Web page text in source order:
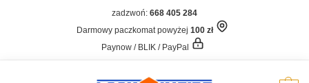
zadzwoń: 668 405 284
Darmowy paczkomat powyżej 100 zł
Paynow / BLIK / PayPal